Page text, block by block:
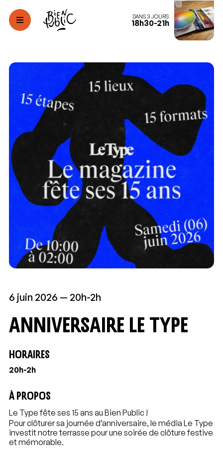
DANS 3 JOURS
18h30-21h
6 juin 2026 20h-2h
Anniversaire le Type
HORAIRES
20h-2h
À PROPOS
Le Type fête ses 15 ans au Bien Public !
Pour clôturer sa journée d’anniversaire, le média Le Type
investit notre terrasse pour une soirée de clôture festive
et mémorable.